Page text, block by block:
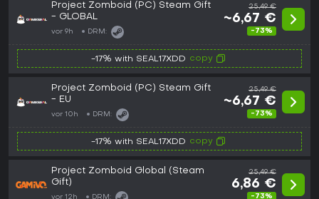
Project Zomboid (PC) Steam Gift
- GLOBAL
vor 9h DRM:
25,49 €
~6,67 €
-73%
-17% with SEAL17XDD copy
Project Zomboid (PC) Steam Gift
- EU
vor 10h DRM:
25,49 €
~6,67 €
-73%
-17% with SEAL17XDD copy
Project Zomboid Global (Steam
Gift)
vor 12h DRM:
25,49 €
6,86 €
-73%